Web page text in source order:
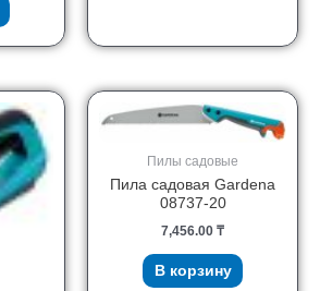
Пилы садовые
Пила садовая Gardena
08737-20
7,456.00 ₸
В корзину